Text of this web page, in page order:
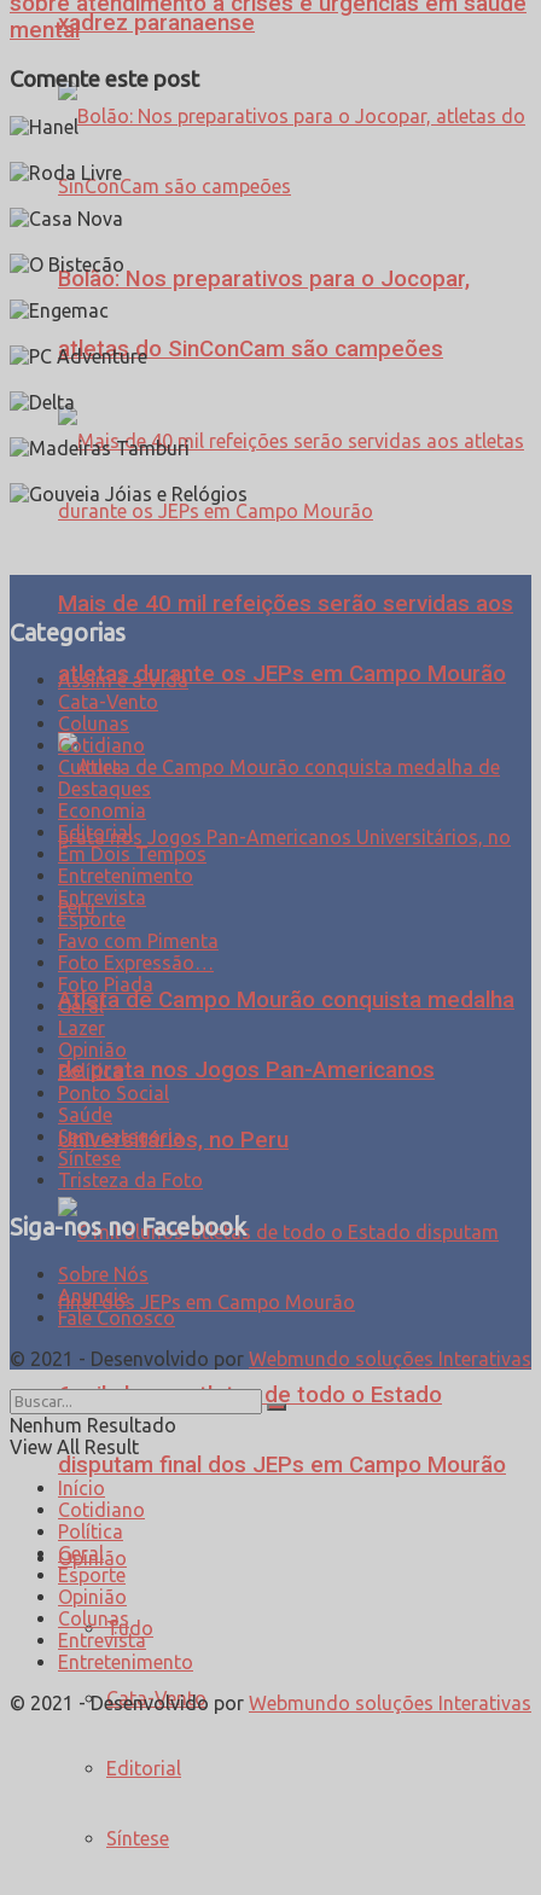
xadrez paranaense
Bolão: Nos preparativos para o Jocopar,
atletas do SinConCam são campeões
Mais de 40 mil refeições serão servidas aos
atletas durante os JEPs em Campo Mourão
Atleta de Campo Mourão conquista medalha
de prata nos Jogos Pan-Americanos
Universitários, no Peru
6 mil alunos-atletas de todo o Estado
disputam final dos JEPs em Campo Mourão
Opinião
Tudo
Cata-Vento
Editorial
Síntese
mental
Comente este post
Categorias
Assim é a Vida
Cata-Vento
Colunas
Cotidiano
Cultura
Destaques
Economia
Editorial
Em Dois Tempos
Entretenimento
Entrevista
Esporte
Favo com Pimenta
Foto Expressão…
Foto Piada
Geral
Lazer
Opinião
Política
Ponto Social
Saúde
Sem categoria
Síntese
Tristeza da Foto
Siga-nos no Facebook
Sobre Nós
Anuncie
Fale Conosco
© 2021 - Desenvolvido por Webmundo soluções Interativas
Nenhum Resultado
View All Result
Início
Cotidiano
Política
Geral
Esporte
Opinião
Colunas
Entrevista
Entretenimento
© 2021 - Desenvolvido por Webmundo soluções Interativas